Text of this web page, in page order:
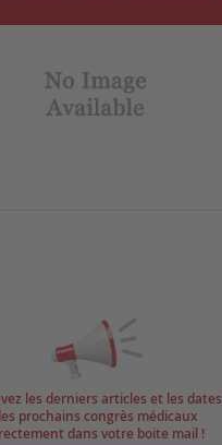
les derniers articles et les dates
prochains congrès médicaux
dans votre boite mail !